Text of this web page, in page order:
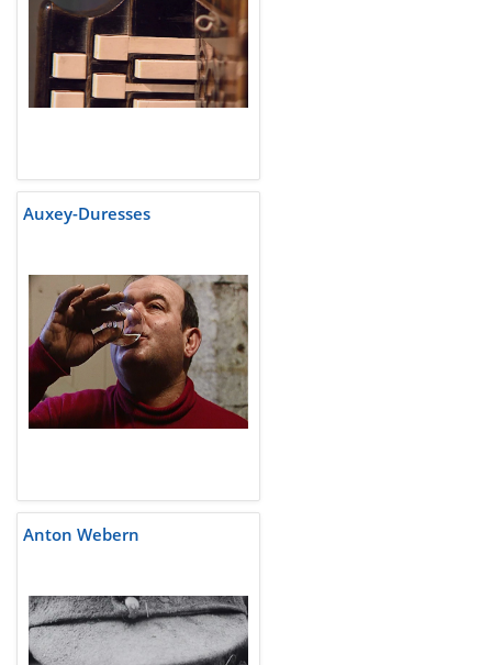
Auxey-Duresses
Anton Webern